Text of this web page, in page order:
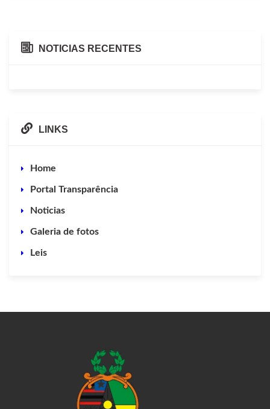
NOTICIAS RECENTES
LINKS
Home
Portal Transparência
Noticias
Galeria de fotos
Leis